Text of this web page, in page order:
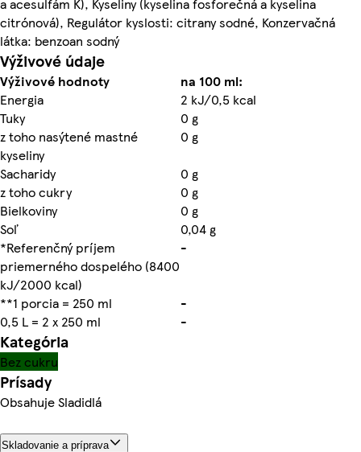
citrónová), Regulátor kyslosti: citrany sodné, Konzervačná
látka: benzoan sodný
Výživové údaje
Výživové hodnoty
na 100 ml:
Energia
2 kJ/0,5 kcal
Tuky
0 g
z toho nasýtené mastné
kyseliny
0 g
Sacharidy
0 g
z toho cukry
0 g
Bielkoviny
0 g
Soľ
0,04 g
*Referenčný príjem
priemerného dospelého (8400
kJ/2000 kcal)
-
**1 porcia = 250 ml
-
0,5 L = 2 x 250 ml
-
Kategória
Bez cukru
Prísady
Obsahuje Sladidlá
Skladovanie a príprava